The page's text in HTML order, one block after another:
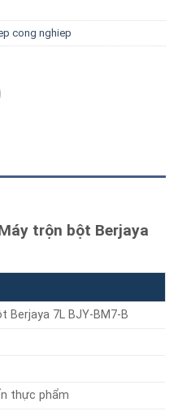
phí →
cong nghiep
trộn bột Berjaya
Berjaya 7L BJY-BM7-B
thực phẩm